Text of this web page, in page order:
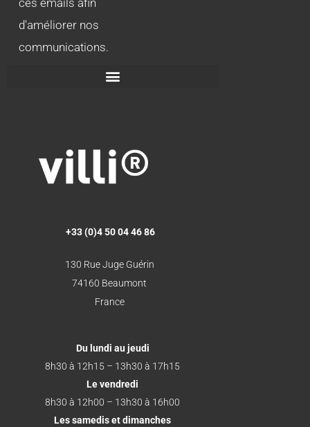
d'améliorer nos
communications.
+33 (0)4 50 04 46 86
130 Rue Juge Guérin
74160 Beaumont
France
Du lundi au jeudi
8h30 à 12h15 – 13h30 à 17h15
Le vendredi
8h30 à 12h00 – 13h30 à 16h00
Les samedis et dimanches